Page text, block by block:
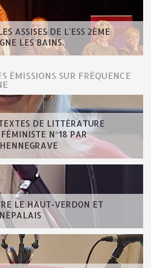
ASSISES DE L'ESS 2ÈME
LES BAINS.
ÉMISSIONS SUR FRÉQUENCE
DE LITTÉRATURE
N°18 PAR
LE HAUT-VERDON ET